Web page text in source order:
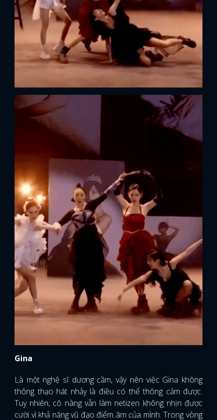
Gina
Là một nghệ sĩ dương cầm, vậy nên việc Gina không
thông thạo hát nhảy là điều có thể thông cảm được.
Tuy nhiên, cô nàng vẫn làm netizen không nhịn được
cười vì khả năng vũ đạo điểm âm của mình. Trong vòng